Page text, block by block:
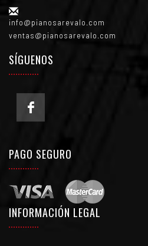
info@pianosarevalo.com
ventas@pianosarevalo.com
SÍGUENOS
PAGO SEGURO
INFORMACIÓN LEGAL